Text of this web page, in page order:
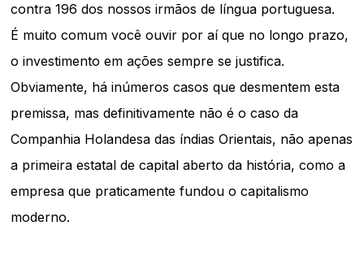
contra 196 dos nossos irmãos de língua portuguesa.
É muito comum você ouvir por aí que no longo prazo,
o investimento em ações sempre se justifica.
Obviamente, há inúmeros casos que desmentem esta
premissa, mas definitivamente não é o caso da
Companhia Holandesa das índias Orientais, não apenas
a primeira estatal de capital aberto da história, como a
empresa que praticamente fundou o capitalismo
moderno.